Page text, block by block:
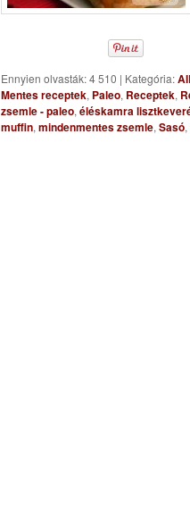
Ennyien olvasták: 4 510 | Kategória:
Mentes receptek, Paleo, Receptek,
zsemle - paleo, éléskamra
muffin, mindenmentes zsemle, Sasó,